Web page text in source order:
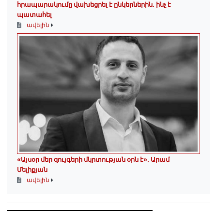
հրապարակումը վախեցրել է ընկերներին. ինչ է
պատահել
ավելին
«Այսօր մեր զույգերի մկրտության օրն է»․ Արամ
Մելիքյան
ավելին